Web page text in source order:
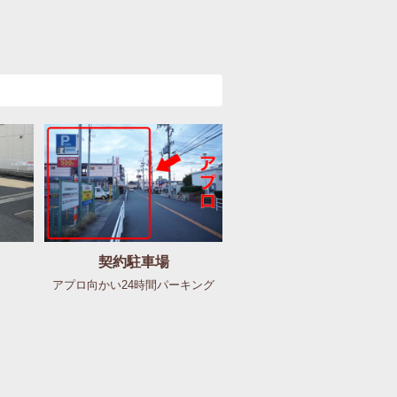
契約駐車場
アプロ向かい24時間パーキング